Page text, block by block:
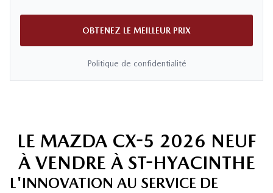
OBTENEZ LE MEILLEUR PRIX
Politique de confidentialité
LE MAZDA CX-5 2026 NEUF
À VENDRE À ST-HYACINTHE
L'INNOVATION AU SERVICE DE